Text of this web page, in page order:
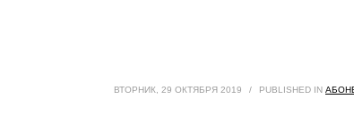
ВТОРНИК, 29 ОКТЯБРЯ 2019 / PUBLISHED IN